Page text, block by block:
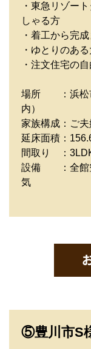
・東急リゾー
しゃる方
・着工から完
・ゆとりのあ
・注文住宅の
場所 ：浜松市
内）
家族構成：ご夫
延床面積：
間取り ：
設備 ：全館空
気
⑤豊川市S